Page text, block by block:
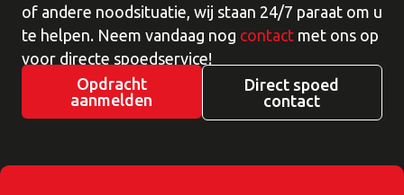
of andere noodsituatie, wij staan 24/7 paraat om u
te helpen. Neem vandaag nog contact met ons op
voor directe spoedservice!
Opdracht
aanmelden
Direct spoed
contact